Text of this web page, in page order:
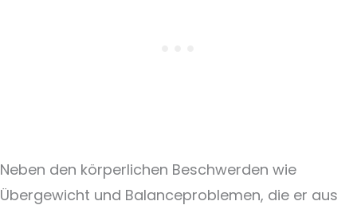
Neben den körperlichen Beschwerden wie
Übergewicht und Balanceproblemen, die er aus